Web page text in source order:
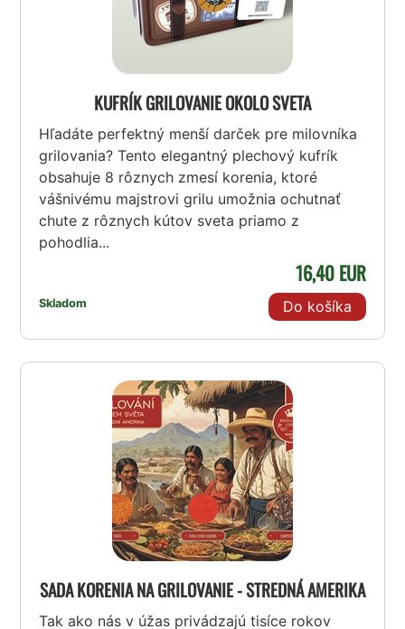
KUFRÍK GRILOVANIE OKOLO SVETA
Hľadáte perfektný menší darček pre milovníka
grilovania? Tento elegantný plechový kufrík
obsahuje 8 rôznych zmesí korenia, ktoré
vášnivému majstrovi grilu umožnia ochutnať
chute z rôznych kútov sveta priamo z
pohodlia...
Skladom
16,40 EUR
Do košíka
SADA KORENIA NA GRILOVANIE - STREDNÁ AMERIKA
Tak ako nás v úžas privádzajú tisíce rokov